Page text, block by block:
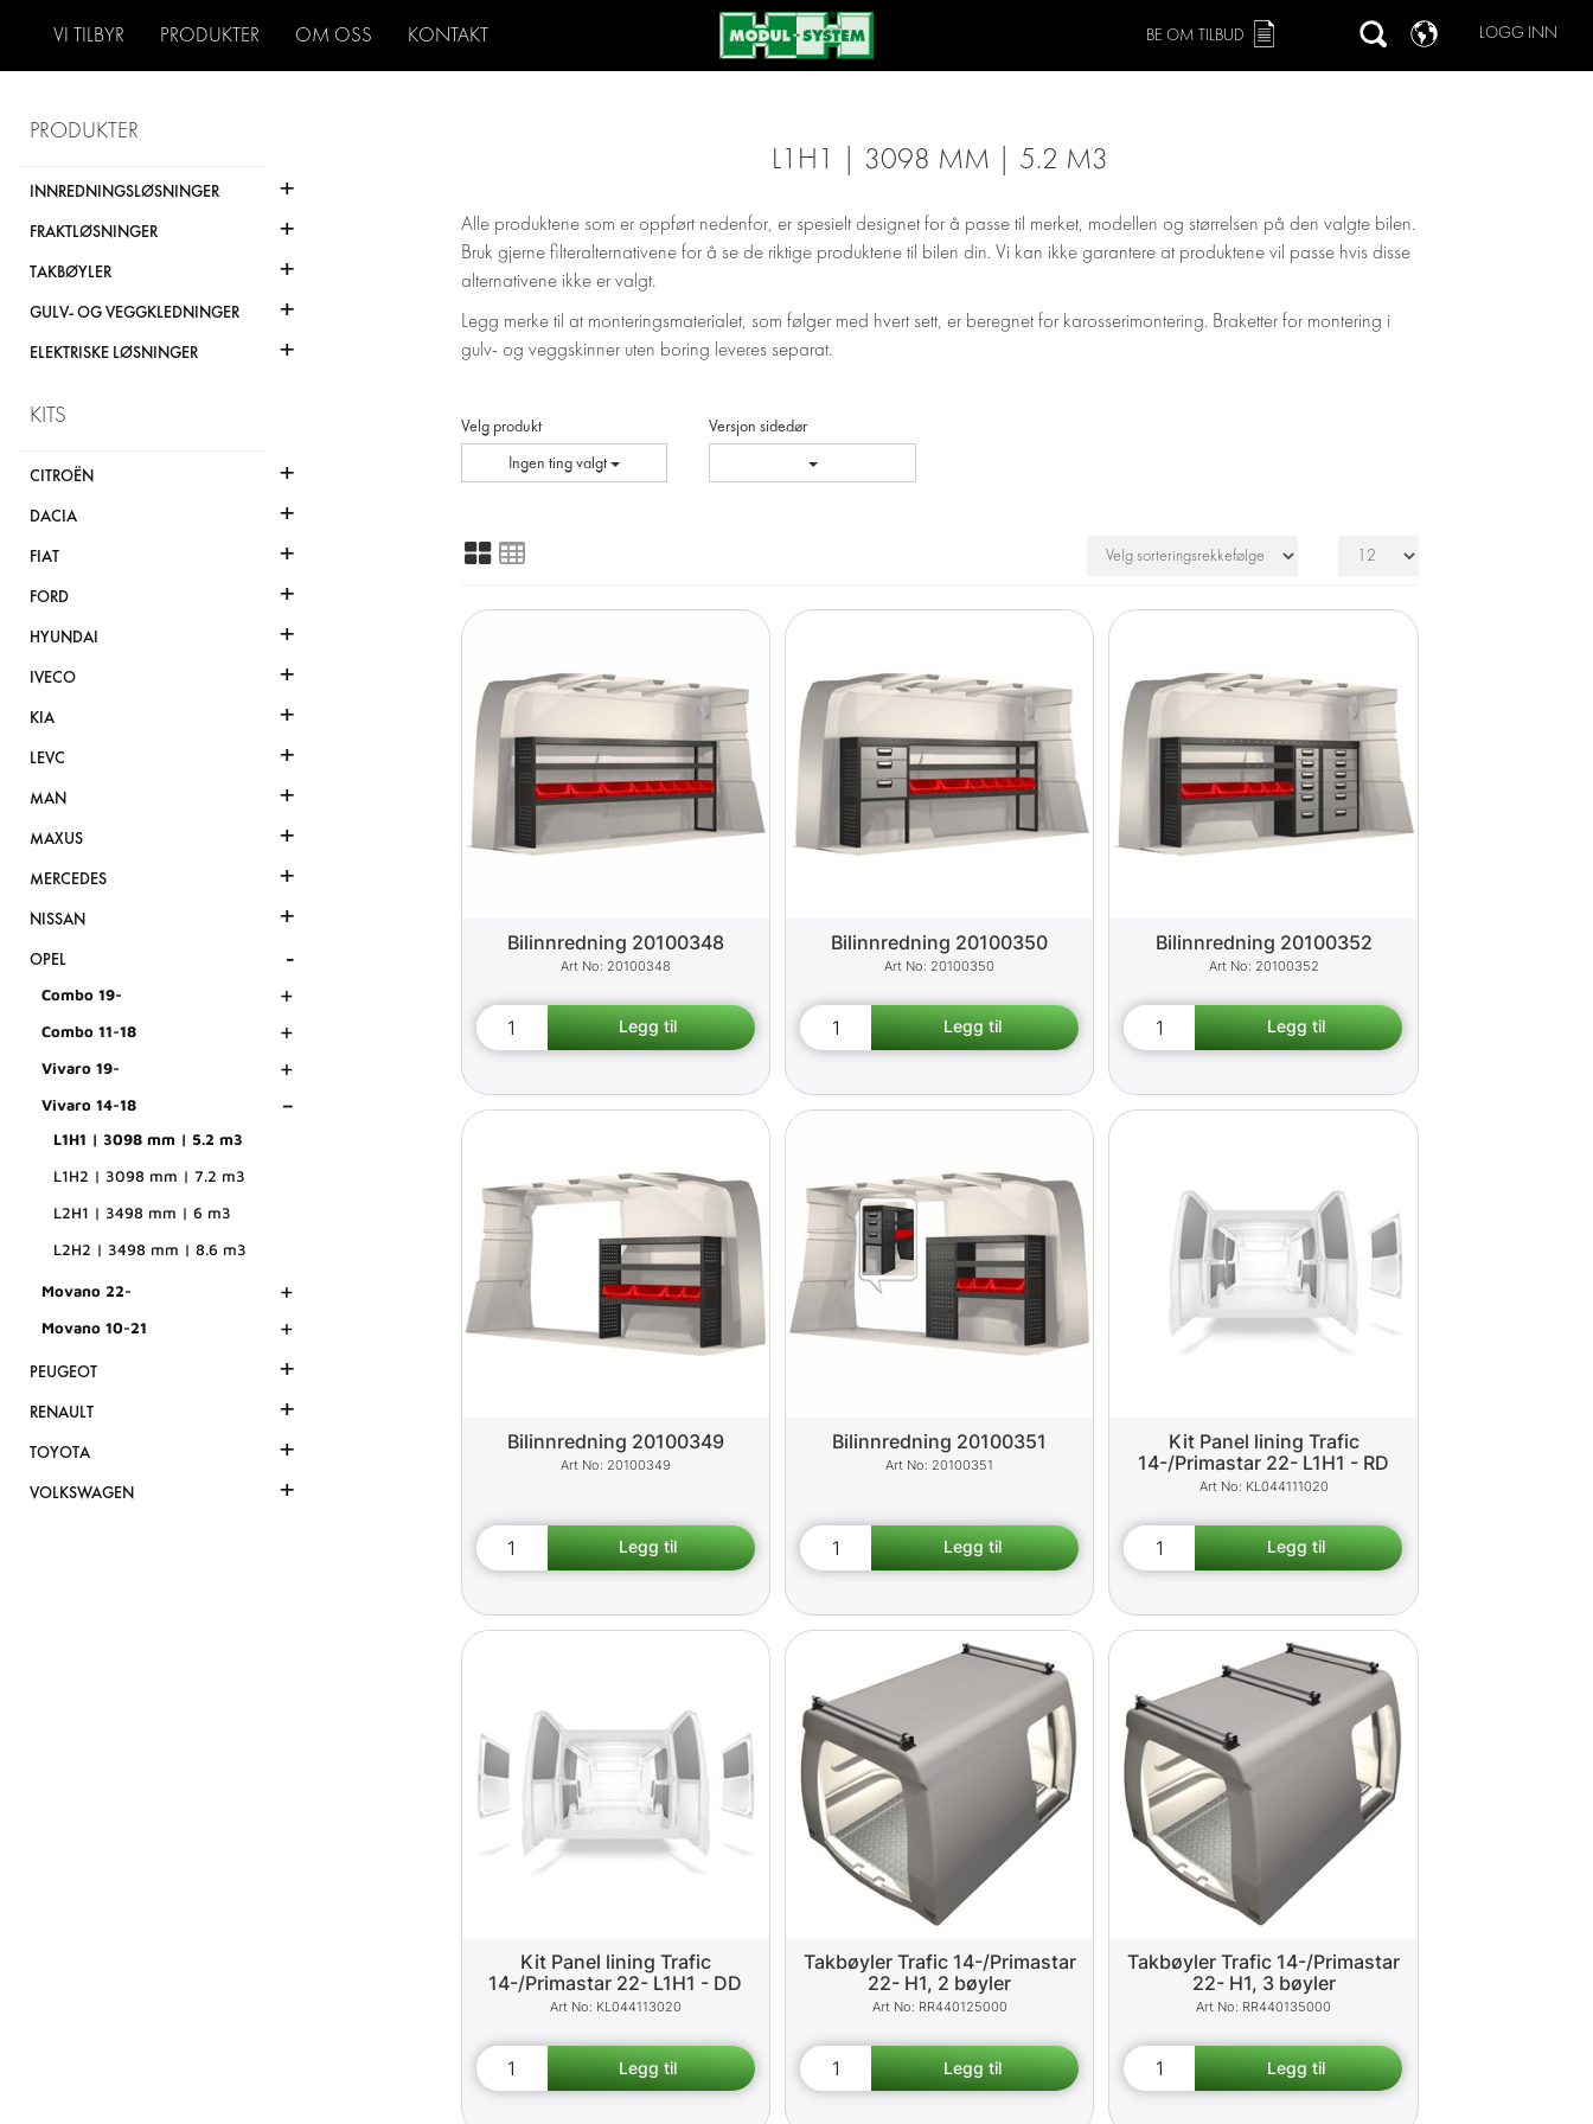
VI TILBYR PRODUKTER OM OSS KONTAKT LOGG INN
BE OM TILBUD
PRODUKTER
INNREDNINGSLØSNINGER +
FRAKTLØSNINGER +
TAKBØYLER +
GULV- OG VEGGKLEDNINGER +
ELEKTRISKE LØSNINGER +
KITS
CITROËN +
DACIA +
FIAT +
FORD +
HYUNDAI +
IVECO +
KIA +
LEVC +
MAN +
MAXUS +
MERCEDES +
NISSAN +
OPEL -
Combo 19- +
Combo 11-18 +
Vivaro 19- +
Vivaro 14-18 -
L1H1 | 3098 mm | 5.2 m3
L1H2 | 3098 mm | 7.2 m3
L2H1 | 3498 mm | 6 m3
L2H2 | 3498 mm | 8.6 m3
Movano 22- +
Movano 10-21 +
PEUGEOT +
RENAULT +
TOYOTA +
VOLKSWAGEN +
L1H1 | 3098 MM | 5.2 M3
Alle produktene som er oppført nedenfor, er spesielt designet for å passe til merket, modellen og størrelsen på den valgte bilen.
Bruk gjerne filteralternativene for å se de riktige produktene til bilen din. Vi kan ikke garantere at produktene vil passe hvis disse
alternativene ikke er valgt.
Legg merke til at monteringsmaterialet, som følger med hvert sett, er beregnet for karosserimontering. Braketter for montering i
gulv- og veggskinner uten boring leveres separat.
Velg produkt
Ingen ting valgt
Versjon sidedør
Bilinnredning 20100348
20100348
Bilinnredning 20100350
20100350
Bilinnredning 20100352
20100352
Bilinnredning 20100349
20100349
Bilinnredning 20100351
20100351
Kit Panel lining Trafic
14-/Primastar 22- L1H1 - RD
KL044111020
Kit Panel lining Trafic
14-/Primastar 22- L1H1 - DD
KL044113020
Takbøyler Trafic 14-/Primastar
22- H1, 2 bøyler
RR440125000
Takbøyler Trafic 14-/Primastar
22- H1, 3 bøyler
RR440135000